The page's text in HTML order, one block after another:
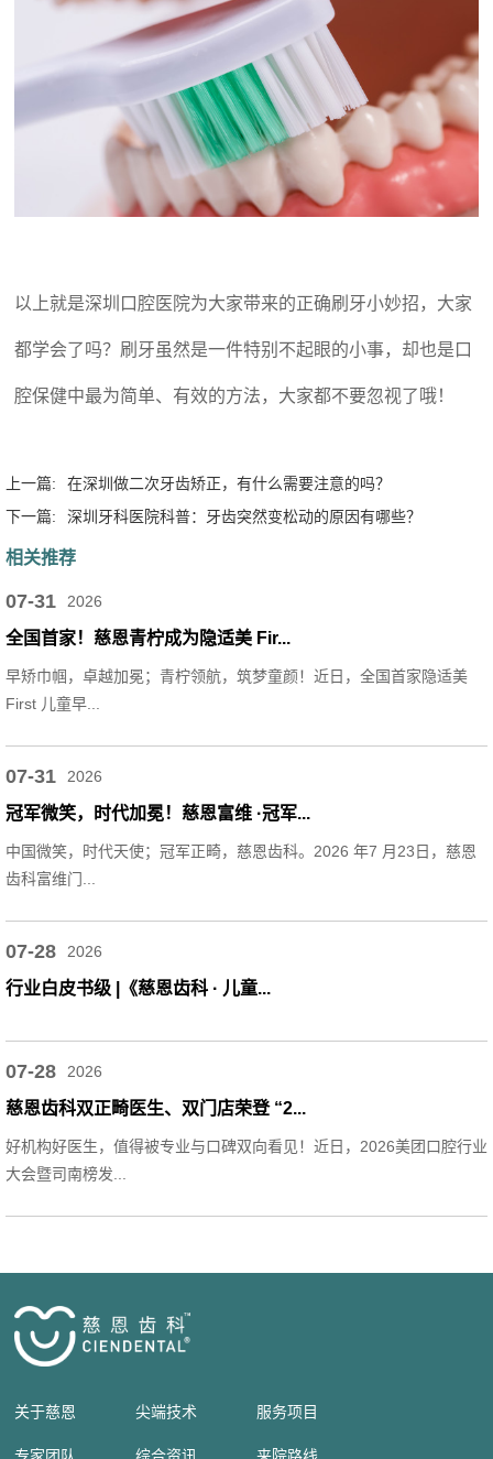
以上就是深圳口腔医院为大家带来的正确刷牙小妙招，大家
都学会了吗？刷牙虽然是一件特别不起眼的小事，却也是口
腔保健中最为简单、有效的方法，大家都不要忽视了哦！
上一篇:
在深圳做二次牙齿矫正，有什么需要注意的吗？
下一篇:
深圳牙科医院科普：牙齿突然变松动的原因有哪些？
相关推荐
07-31 2026
全国首家！慈恩青柠成为隐适美 Fir...
早矫巾帼，卓越加冕；青柠领航，筑梦童颜！近日，全国首家隐适美
First 儿童早...
07-31 2026
冠军微笑，时代加冕！慈恩富维 ·冠军...
中国微笑，时代天使；冠军正畸，慈恩齿科。2026 年7 月23日，慈恩
齿科富维门...
07-28 2026
行业白皮书级 |《慈恩齿科 · 儿童...
07-28 2026
慈恩齿科双正畸医生、双门店荣登 “2...
好机构好医生，值得被专业与口碑双向看见！近日，2026美团口腔行业
大会暨司南榜发...
关于慈恩 尖端技术 服务项目